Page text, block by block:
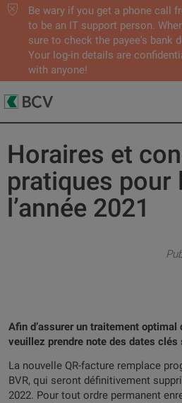
Be wary if you get a phone call
to be an IT support person.
sure to check the payee's bank
Your log-in details are
with anyone!
Horaires et
pratiques pour
l’année 2021
Afin d’assurer un traitement optimal
veuillez prendre note des dates clés
La nouvelle QR-facture remplace
BVR, qui seront définitivement
2022. Pour tout ordre permanent